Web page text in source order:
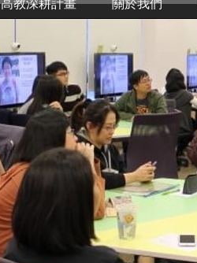
高教深耕計畫 關於我們